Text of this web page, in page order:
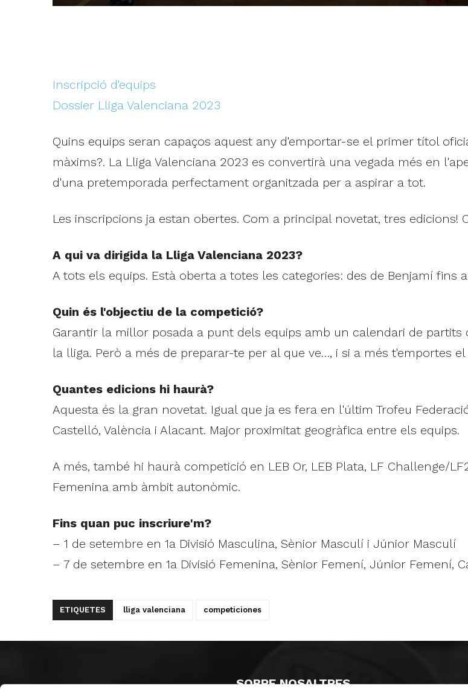
Inscripció d'equips
Dossier Lliga Valenciana 2023
Quins equips seran capaços aquest any d'emportar-se el primer títol
màxims?. La Lliga Valenciana 2023 es convertirà una vegada més en
d'una pretemporada perfectament organitzada per a aspirar a tot.
Les inscripcions ja estan obertes. Com a principal novetat, tres edicions!
A qui va dirigida la Lliga Valenciana 2023?
A tots els equips. Està oberta a totes les categories: des de Benjamí fins
Quin és l'objectiu de la competició?
Garantir la millor posada a punt dels equips amb un calendari de
la lliga. Però a més de preparar-te per al que ve…, i si a més t'emportes
Quantes edicions hi haurà?
Aquesta és la gran novetat. Igual que ja es fera en l'últim Trofeu
Castelló, València i Alacant. Major proximitat geogràfica entre els equips.
A més, també hi haurà competició en LEB Or, LEB Plata, LF Challenge/
Femenina amb àmbit autonòmic.
Fins quan puc inscriure'm?
– 1 de setembre en 1a Divisió Masculina, Sènior Masculí i Júnior Masculí
– 7 de setembre en 1a Divisió Femenina, Sènior Femení, Júnior Femení,
ETIQUETES lliga valenciana competiciones
SOBRE NOSALTRES